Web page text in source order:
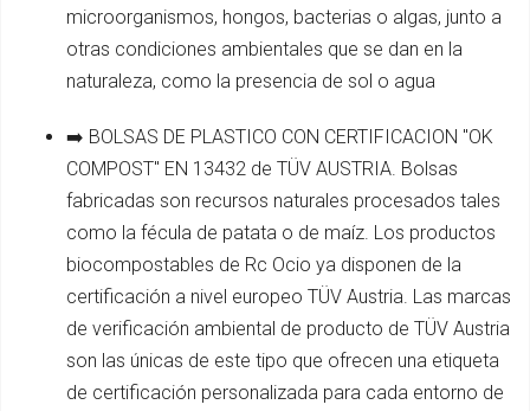
microorganismos, hongos, bacterias o algas, junto a
otras condiciones ambientales que se dan en la
naturaleza, como la presencia de sol o agua
➡️ BOLSAS DE PLASTICO CON CERTIFICACION "OK
COMPOST" EN 13432 de TÜV AUSTRIA. Bolsas
fabricadas son recursos naturales procesados tales
como la fécula de patata o de maíz. Los productos
biocompostables de Rc Ocio ya disponen de la
certificación a nivel europeo TÜV Austria. Las marcas
de verificación ambiental de producto de TÜV Austria
son las únicas de este tipo que ofrecen una etiqueta
de certificación personalizada para cada entorno de